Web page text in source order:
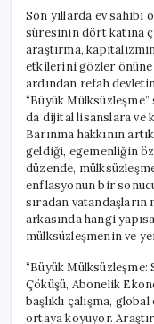
Son yıllarda ev sahibi
süresinin dört katına
araştırma,
etkilerini gözler
ardından refah
“Büyük
da dijital lisanslara ve
Barınma hakkının
geldiği, egemenliğin
düzende,
enflasyonun bir
sıradan vatandaşların
arkasında hangi
mülksüzleşmenin ve
“Büyük Mülksüzleşme:
Çöküşü, Abonelik
başlıklı çalışma,
ortaya koyuyor.